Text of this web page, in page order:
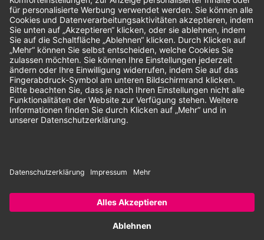
Unsere Zahlungsarten:
Rechnung SEPA-Lastschrift Vorkasse